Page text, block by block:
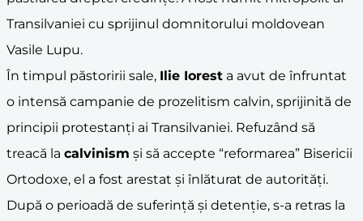
Transilvaniei cu sprijinul domnitorului moldovean
Vasile Lupu.
În timpul păstoririi sale, Ilie Iorest a avut de înfruntat
o intensă campanie de prozelitism calvin, sprijinită de
principii protestanți ai Transilvaniei. Refuzând să
treacă la calvinism și să accepte “reformarea” Bisericii
Ortodoxe, el a fost arestat și înlăturat de autorități.
După o perioadă de suferință și detenție, s-a retras la